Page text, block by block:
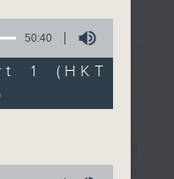
步的最大動力。
50:40
1 (HKT